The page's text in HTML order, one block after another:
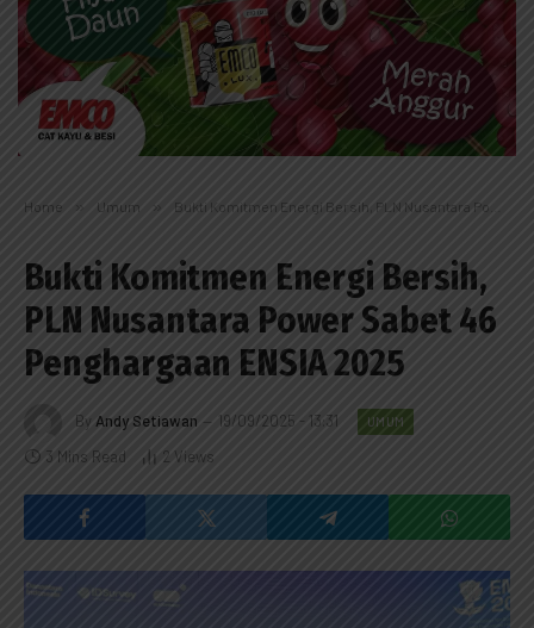
Home » Umum » Bukti Komitmen Energi Bersih, PLN Nusantara Power Sabet 46 Penghargaan ENSIA 2025
Bukti Komitmen Energi Bersih,
PLN Nusantara Power Sabet 46
Penghargaan ENSIA 2025
ByAndy Setiawan 19/09/2025 - 13:31 UMUM
3 Mins Read 2 Views